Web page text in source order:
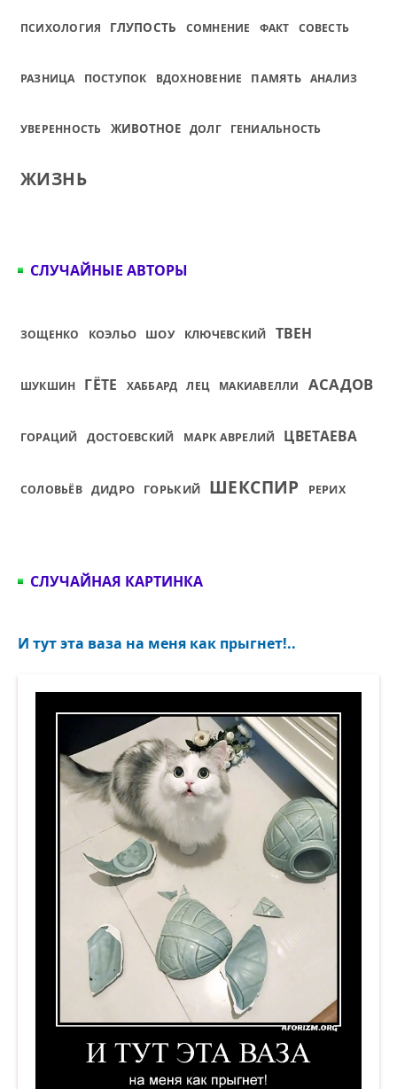
ПСИХОЛОГИЯ ГЛУПОСТЬ СОМНЕНИЕ ФАКТ СОВЕСТЬ
РАЗНИЦА ПОСТУПОК ВДОХНОВЕНИЕ ПАМЯТЬ АНАЛИЗ
УВЕРЕННОСТЬ ЖИВОТНОЕ ДОЛГ ГЕНИАЛЬНОСТЬ
ЖИЗНЬ
СЛУЧАЙНЫЕ АВТОРЫ
ЗОЩЕНКО КОЭЛЬО ШОУ КЛЮЧЕВСКИЙ ТВЕН
ШУКШИН ГЁТЕ ХАББАРД ЛЕЦ МАКИАВЕЛЛИ АСАДОВ
ГОРАЦИЙ ДОСТОЕВСКИЙ МАРК АВРЕЛИЙ ЦВЕТАЕВА
СОЛОВЬЁВ ДИДРО ГОРЬКИЙ ШЕКСПИР РЕРИХ
СЛУЧАЙНАЯ КАРТИНКА
И тут эта ваза на меня как прыгнет!..